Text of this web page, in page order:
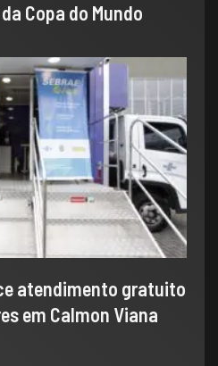
Copa do Mundo
atendimento gratuito
em Calmon Viana